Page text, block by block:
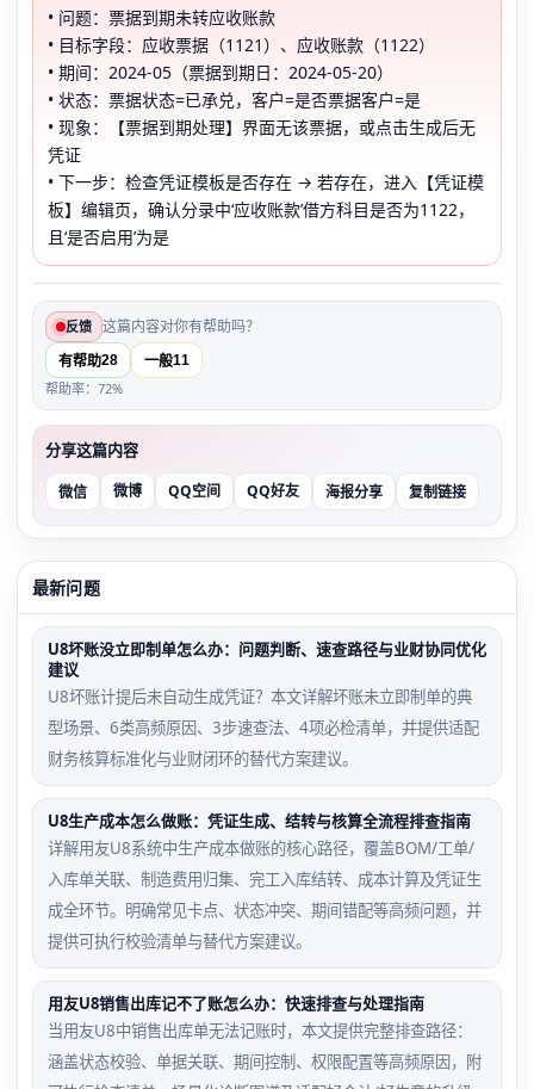
• 问题：票据到期未转应收账款
• 目标字段：应收票据（1121）、应收账款（1122）
• 期间：2024-05（票据到期日：2024-05-20）
• 状态：票据状态=已承兑，客户=是否票据客户=是
• 现象：【票据到期处理】界面无该票据，或点击生成后无
凭证
• 下一步：检查凭证模板是否存在 → 若存在，进入【凭证模
板】编辑页，确认分录中‘应收账款’借方科目是否为1122，
且‘是否启用’为是
反馈 这篇内容对你有帮助吗？
有帮助28 一般11
帮助率：72%
分享这篇内容
微信 微博 QQ空间 QQ好友 海报分享 复制链接
最新问题
U8坏账没立即制单怎么办：问题判断、速查路径与业财协同优化
建议
U8坏账计提后未自动生成凭证？本文详解坏账未立即制单的典
型场景、6类高频原因、3步速查法、4项必检清单，并提供适配
财务核算标准化与业财闭环的替代方案建议。
U8生产成本怎么做账：凭证生成、结转与核算全流程排查指南
详解用友U8系统中生产成本做账的核心路径，覆盖BOM/工单/
入库单关联、制造费用归集、完工入库结转、成本计算及凭证生
成全环节。明确常见卡点、状态冲突、期间错配等高频问题，并
提供可执行校验清单与替代方案建议。
用友U8销售出库记不了账怎么办：快速排查与处理指南
当用友U8中销售出库单无法记账时，本文提供完整排查路径：
涵盖状态校验、单据关联、期间控制、权限配置等高频原因，附